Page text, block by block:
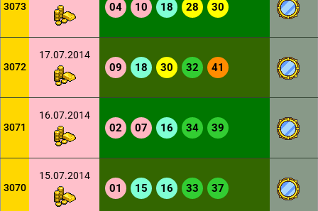
3073 04 10 18 28 30
3072
17.07.2014
09 18 30 32 41
3071
16.07.2014
02 07 16 34 39
3070
15.07.2014
01 15 16 33 37